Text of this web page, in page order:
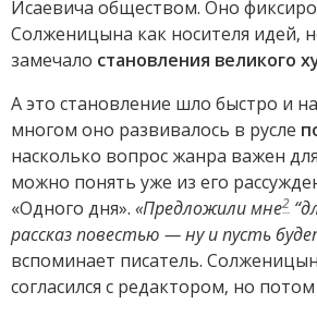
Исаевича обществом. Оно
Солженицына как носителя идей,
замечало становления великого
А это становление шло быстро и
многом оно развивалось в русле
насколько вопрос жанра важен
можно понять уже из его
«Одного дня». «Предложили мне2
рассказ повестью — ну и пусть
вспоминает писатель.
согласился с редактором, но потом